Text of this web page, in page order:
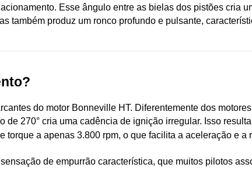
Esse ângulo entre as bielas dos pistões cria
também produz um ronco profundo e pulsante,
do motor Bonneville HT. Diferentemente dos
270° cria uma cadência de ignição irregular. Isso
torque a apenas 3.800 rpm, o que facilita a aceleração e a
de empurrão característica, que muitos pilotos